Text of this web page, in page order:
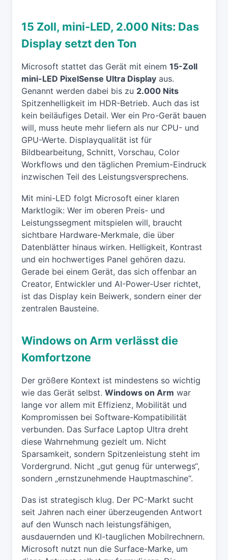
15 Zoll, mini-LED, 2.000 Nits: Das
Display setzt den Ton
Microsoft stattet das Gerät mit einem 15-Zoll
mini-LED PixelSense Ultra Display aus.
Genannt werden dabei bis zu 2.000 Nits
Spitzenhelligkeit im HDR-Betrieb. Auch das ist
kein beiläufiges Detail. Wer ein Pro-Gerät bauen
will, muss heute mehr liefern als nur CPU- und
GPU-Werte. Displayqualität ist für
Bildbearbeitung, Schnitt, Vorschau, Color
Workflows und den täglichen Premium-Eindruck
inzwischen Teil des Leistungsversprechens.
Mit mini-LED folgt Microsoft einer klaren
Marktlogik: Wer im oberen Preis- und
Leistungssegment mitspielen will, braucht
sichtbare Hardware-Merkmale, die über
Datenblätter hinaus wirken. Helligkeit, Kontrast
und ein hochwertiges Panel gehören dazu.
Gerade bei einem Gerät, das sich offenbar an
Creator, Entwickler und AI-Power-User richtet,
ist das Display kein Beiwerk, sondern einer der
zentralen Bausteine.
Windows on Arm verlässt die
Komfortzone
Der größere Kontext ist mindestens so wichtig
wie das Gerät selbst. Windows on Arm war
lange vor allem mit Effizienz, Mobilität und
Kompromissen bei Software-Kompatibilität
verbunden. Das Surface Laptop Ultra dreht
diese Wahrnehmung gezielt um. Nicht
Sparsamkeit, sondern Spitzenleistung steht im
Vordergrund. Nicht „gut genug für unterwegs“,
sondern „ernstzunehmende Hauptmaschine“.
Das ist strategisch klug. Der PC-Markt sucht
seit Jahren nach einer überzeugenden Antwort
auf den Wunsch nach leistungsfähigen,
ausdauernden und KI-tauglichen Mobilrechnern.
Microsoft nutzt nun die Surface-Marke, um